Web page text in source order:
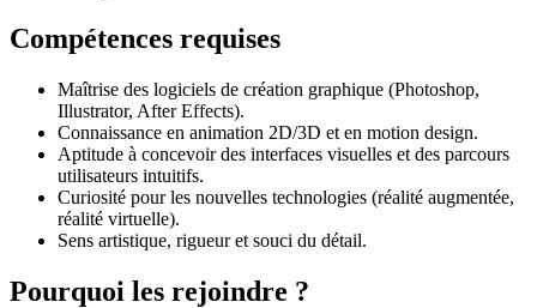
Compétences requises
Maîtrise des logiciels de création graphique (Photoshop,
Illustrator, After Effects).
Connaissance en animation 2D/3D et en motion design.
Aptitude à concevoir des interfaces visuelles et des parcours
utilisateurs intuitifs.
Curiosité pour les nouvelles technologies (réalité augmentée,
réalité virtuelle).
Sens artistique, rigueur et souci du détail.
Pourquoi les rejoindre ?